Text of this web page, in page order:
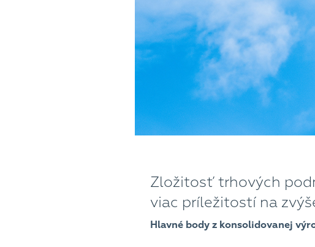
Zložitosť trhových
viac príležitostí na
Hlavné body z konsolidovanej